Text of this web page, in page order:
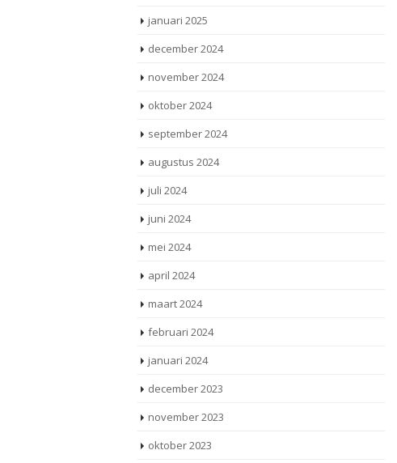
januari 2025
december 2024
november 2024
oktober 2024
september 2024
augustus 2024
juli 2024
juni 2024
mei 2024
april 2024
maart 2024
februari 2024
januari 2024
december 2023
november 2023
oktober 2023